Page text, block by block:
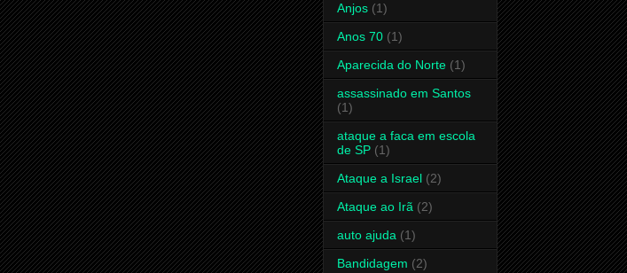
Anjos (1)
Anos 70 (1)
Aparecida do Norte (1)
assassinado em Santos
(1)
ataque a faca em escola
de SP (1)
Ataque a Israel (2)
Ataque ao Irã (2)
auto ajuda (1)
Bandidagem (2)